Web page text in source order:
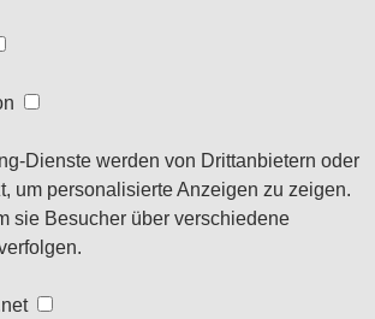
Dienste werden von Drittanbietern oder
um personalisierte Anzeigen zu zeigen.
sie Besucher über verschiedene